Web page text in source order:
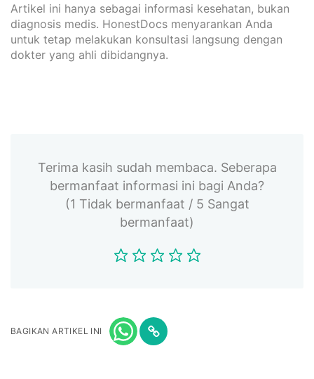
Artikel ini hanya sebagai informasi kesehatan, bukan
diagnosis medis. HonestDocs menyarankan Anda
untuk tetap melakukan konsultasi langsung dengan
dokter yang ahli dibidangnya.
Terima kasih sudah membaca. Seberapa
bermanfaat informasi ini bagi Anda?
(1 Tidak bermanfaat / 5 Sangat
bermanfaat)
BAGIKAN ARTIKEL INI